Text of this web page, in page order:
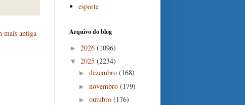
mais antiga
esporte
Arquivo do blog
► 2026 (1096)
▼ 2025 (2234)
► dezembro (168)
► novembro (179)
► outubro (176)